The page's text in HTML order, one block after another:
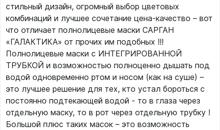
стильный дизайн, огромный выбор цветовых
комбинаций и лучшее сочетание цена-качество – вот
что отличает полнолицевые маски САРГАН
«ГАЛАКТИКА» от прочих им подобных !!!
Полнолицевые маски с ИНТЕГРИРОВАННОЙ
ТРУБКОЙ и возможностью полноценно дышать под
водой одновременно ртом и носом (как на суше) –
это лучшее решение для тех, кто устал бороться с
постоянно подтекающей водой - то в глаза через
отдельную маску, то в рот через отдельную трубку !
Большой плюс таких масок – это возможность